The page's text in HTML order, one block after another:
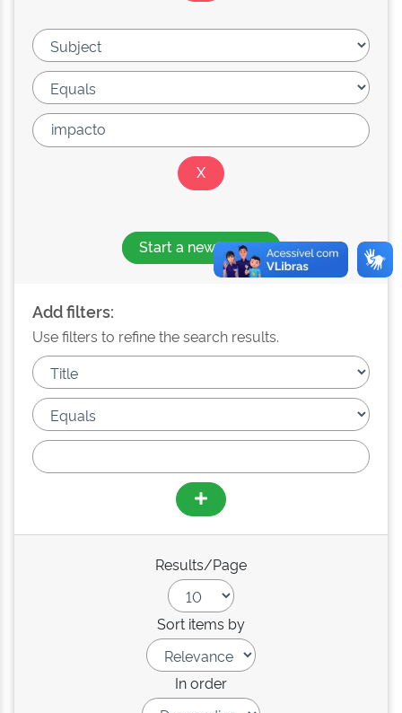
Start a new search
Add filters:
Use filters to refine the search results.
Results/Page
Sort items by
In order